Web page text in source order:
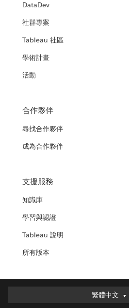
DataDev
社群專案
Tableau 社區
學術計畫
活動
合作夥伴
尋找合作夥伴
成為合作夥伴
支援服務
知識庫
學習與認證
Tableau 說明
所有版本
繁體中文
繁體中文